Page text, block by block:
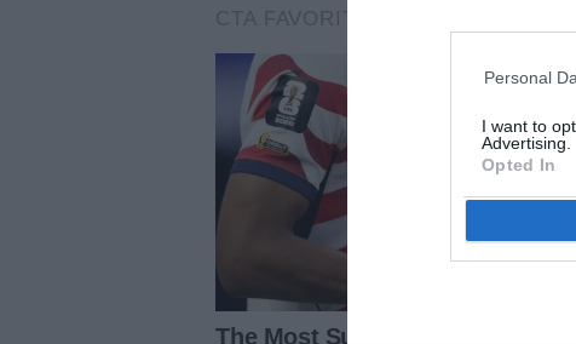
Personal
I want to
Advertising.
Opted In